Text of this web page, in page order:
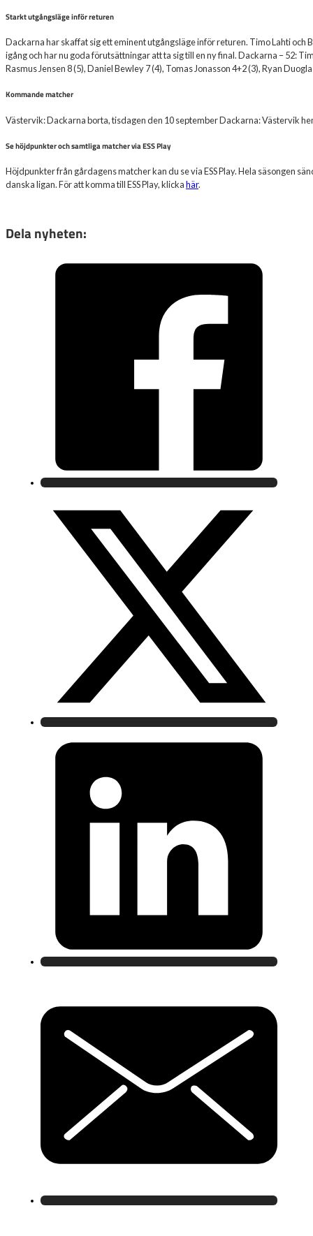
Starkt utgångsläge inför returen
Dackarna har skaffat sig ett eminent utgångsläge inför returen. Timo Lahti
igång och har nu goda förutsättningar att ta sig till en ny final. Dackarna – 52:
Rasmus Jensen 8 (5), Daniel Bewley 7 (4), Tomas Jonasson 4+2 (3), Ryan
Kommande matcher
Västervik: Dackarna borta, tisdagen den 10 september Dackarna: Västervik
Se höjdpunkter och samtliga matcher via ESS Play
Höjdpunkter från gårdagens matcher kan du se via ESS Play. Hela säsongen
danska ligan. För att komma till ESS Play, klickahär.
Dela nyheten: